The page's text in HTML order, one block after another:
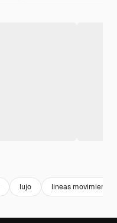
lujo lineas movimiento